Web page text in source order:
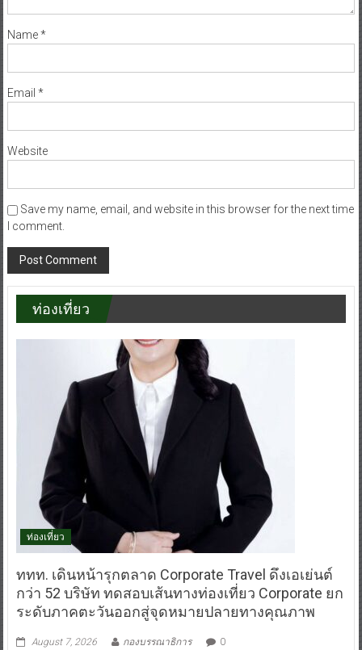
Name*
Email *
Website
Save my name, email, and website in this browser for the next time
I comment.
ท่องเที่ยว
ท่องเที่ยว
ททท. เดินหน้ารุกตลาด Corporate Travel ดึงเอเย่นต์
กว่า 52 บริษัท ทดสอบเส้นทางท่องเที่ยว Corporate ยก
ระดับภาคตะวันออกสู่จุดหมายปลายทางคุณภาพ
August 7, 2026 กองบรรณาธิการ 0